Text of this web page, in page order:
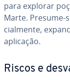
para explorar
Marte. Presume-
ci­al­mente,
aplicação.
Riscos e